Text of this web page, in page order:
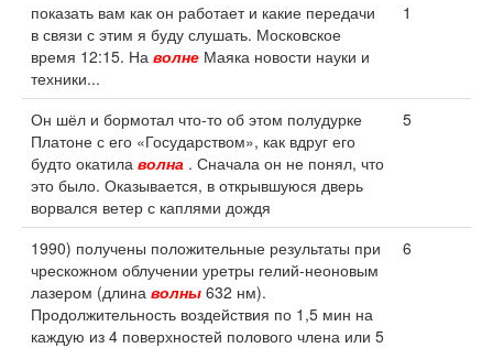
показать вам как он работает и какие передачи
в связи с этим я буду слушать. Московское
время 12:15. На волне Маяка новости науки и
техники...
1
Он шёл и бормотал что-то об этом полудурке
Платоне с его «Государством», как вдруг его
будто окатила волна . Сначала он не понял, что
это было. Оказывается, в открывшуюся дверь
ворвался ветер с каплями дождя
5
1990) получены положительные результаты при
чрескожном облучении уретры гелий‑неоновым
лазером (длина волны 632 нм).
Продолжительность воздействия по 1,5 мин на
каждую из 4 поверхностей полового члена или 5
6